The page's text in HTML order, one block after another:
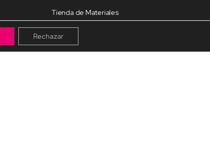
Tienda de Materiales
Muro
Rechazar